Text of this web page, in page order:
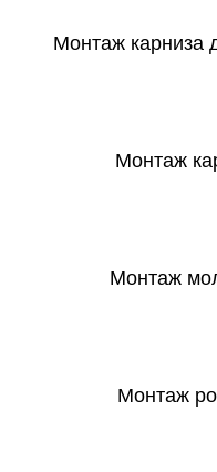
Монтаж карниза
Монтаж
Монтаж
Монтаж